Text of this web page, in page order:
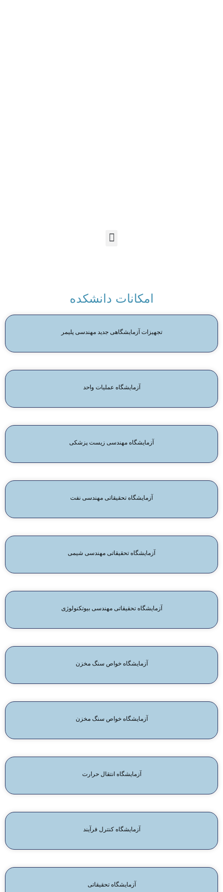
امکانات دانشکده
تجهیزات آزمایشگاهی جدید مهندسی پلیمر
آزمایشگاه عملیات واحد
آزمایشگاه مهندسی زیست پزشکی
آزمایشگاه تحقیقاتی مهندسی نفت
آزمایشگاه تحقیقاتی مهندسی شیمی
آزمایشگاه تحقیقاتی مهندسی بیوتکنولوژی
آزمایشگاه خواص سنگ مخزن
آزمایشگاه خواص سنگ مخزن
آزمایشگاه انتقال حرارت
آزمایشگاه کنترل فرآیند
آزمایشگاه تحقیقاتی